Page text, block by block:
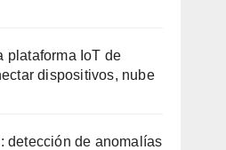
plataforma IoT de
dispositivos, nube
detección de anomalías